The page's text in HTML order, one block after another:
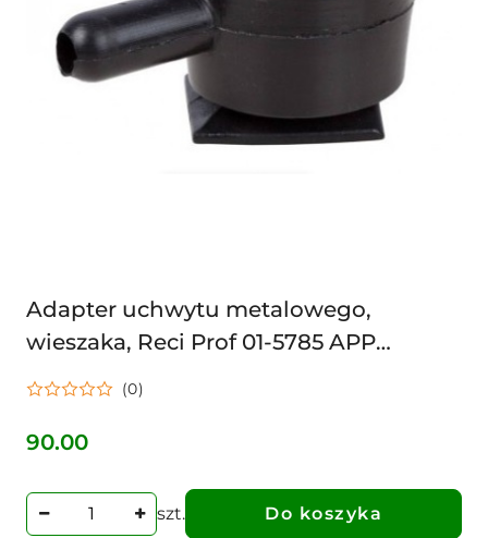
Adapter uchwytu metalowego,
wieszaka, Reci Prof 01-5785 APP
DOJARKI 1307549
(0)
Cena:
90.00
szt. Do koszyka